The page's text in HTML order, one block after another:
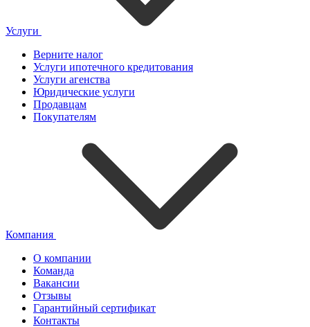
Услуги
Верните налог
Услуги ипотечного кредитования
Услуги агенства
Юридические услуги
Продавцам
Покупателям
Компания
О компании
Команда
Вакансии
Отзывы
Гарантийный сертификат
Контакты